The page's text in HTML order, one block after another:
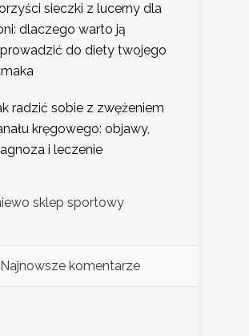
sieczki z lucerny dla
dlaczego warto ją
do diety twojego
radzić sobie z zwężeniem
kręgowego: objawy,
i leczenie
sklep sportowy
Najnowsze komentarze